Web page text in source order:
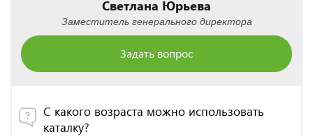
Светлана Юрьева
Заместитель генерального директора
Задать вопрос
С какого возраста можно использовать
каталку?